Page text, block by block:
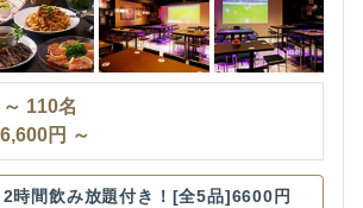
～ 110名
6,600円 ～
2時間飲み放題付き！[全5品]6600円